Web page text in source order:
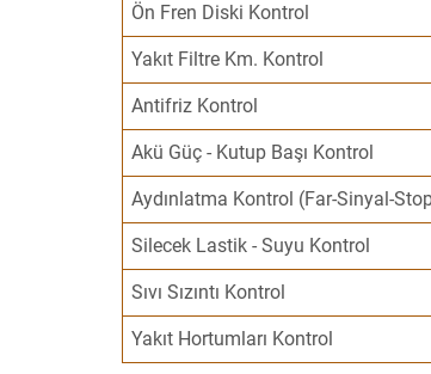
Ön Fren Diski Kontrol
Yakıt Filtre Km. Kontrol
Antifriz Kontrol
Akü Güç - Kutup Başı Kontrol
Aydınlatma Kontrol (Far-Sinyal-
Silecek Lastik - Suyu Kontrol
Sıvı Sızıntı Kontrol
Yakıt Hortumları Kontrol